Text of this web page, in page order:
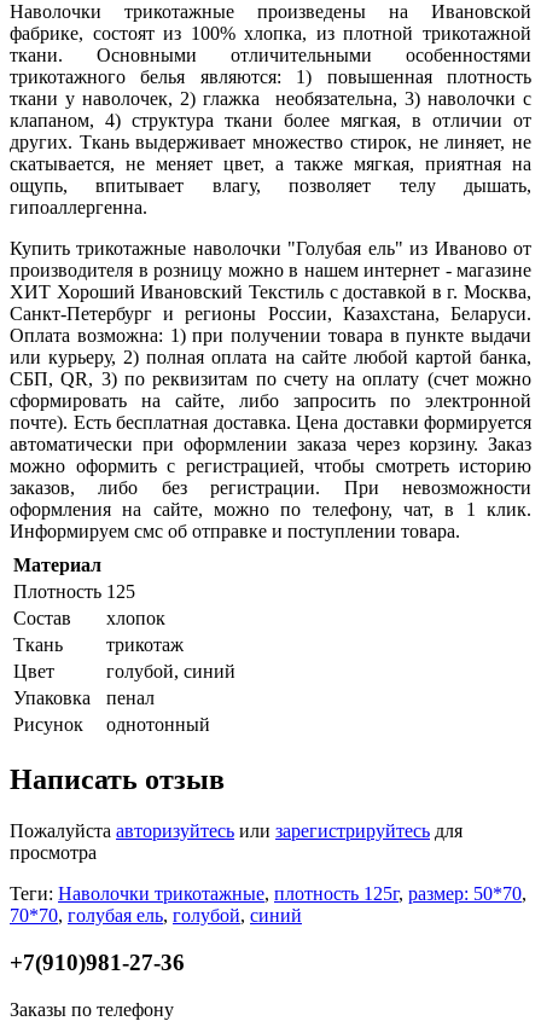
Наволочки трикотажные произведены на Ивановской
фабрике, состоят из 100% хлопка, из плотной трикотажной
ткани. Основными отличительными особенностями
трикотажного белья являются: 1) повышенная плотность
ткани у наволочек, 2) глажка необязательна, 3) наволочки с
клапаном, 4) структура ткани более мягкая, в отличии от
других. Ткань выдерживает множество стирок, не линяет, не
скатывается, не меняет цвет, а также мягкая, приятная на
ощупь, впитывает влагу, позволяет телу дышать,
гипоаллергенна.
Купить трикотажные наволочки "Голубая ель" из Иваново от
производителя в розницу можно в нашем интернет - магазине
ХИТ Хороший Ивановский Текстиль с доставкой в г. Москва,
Санкт-Петербург и регионы России, Казахстана, Беларуси.
Оплата возможна: 1) при получении товара в пункте выдачи
или курьеру, 2) полная оплата на сайте любой картой банка,
СБП,QR, 3) по реквизитам по счету на оплату (счет можно
сформировать на сайте, либо запросить по электронной
почте). Есть бесплатная доставка. Цена доставки формируется
автоматически при оформлении заказа через корзину. Заказ
можно оформить с регистрацией, чтобы смотреть историю
заказов, либо без регистрации. При невозможности
оформления на сайте, можно по телефону, чат, в 1 клик.
Информируем смс об отправке и поступлении товара.
Материал
Плотность 125
Состав
хлопок
Ткань
трикотаж
Цвет
голубой, синий
Упаковка
пенал
Рисунок
однотонный
Написать отзыв
Пожалуйста авторизуйтесь или зарегистрируйтесь для
просмотра
Теги: Наволочки трикотажные, плотность 125г, размер: 50*70,
70*70, голубая ель, голубой, синий
+7(910)981-27-36
Заказы по телефону